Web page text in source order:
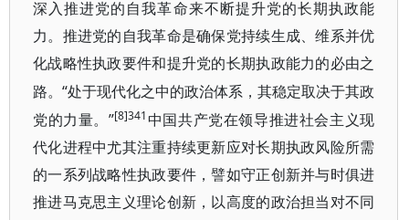
深入推进党的自我革命来不断提升党的长期执政能
力。推进党的自我革命是确保党持续生成、维系并优
化战略性执政要件和提升党的长期执政能力的必由之
路。“处于现代化之中的政治体系，其稳定取决于其政
党的力量。”[8]341中国共产党在领导推进社会主义现
代化进程中尤其注重持续更新应对长期执政风险所需
的一系列战略性执政要件，譬如守正创新并与时俱进
推进马克思主义理论创新，以高度的政治担当对不同